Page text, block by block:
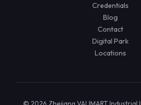
Credentials
Blog
Contact
Digital Park
Locations